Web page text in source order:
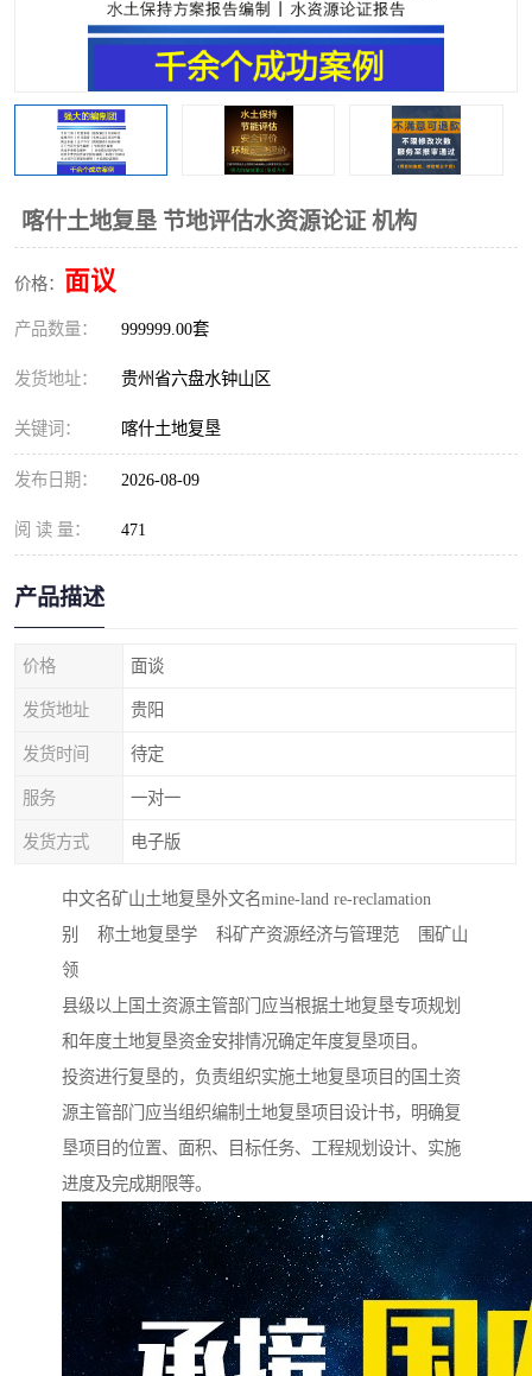
喀什土地复垦 节地评估水资源论证 机构
价格： 面议
产品数量： 999999.00套
发货地址： 贵州省六盘水钟山区
关键词： 喀什土地复垦
发布日期： 2026-08-09
阅 读 量： 471
产品描述
价格 面谈
发货地址 贵阳
发货时间 待定
服务 一对一
发货方式 电子版
中文名矿山土地复垦外文名mine-land re-reclamation
别 称土地复垦学 科矿产资源经济与管理范 围矿山
领
县级以上国土资源主管部门应当根据土地复垦专项规划
和年度土地复垦资金安排情况确定年度复垦项目。
投资进行复垦的，负责组织实施土地复垦项目的国土资
源主管部门应当组织编制土地复垦项目设计书，明确复
垦项目的位置、面积、目标任务、工程规划设计、实施
进度及完成期限等。